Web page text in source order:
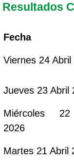
Resultados
Fecha
Viernes 24 Abril
Jueves 23 Abril
Miércoles
2026
Martes 21 Abril